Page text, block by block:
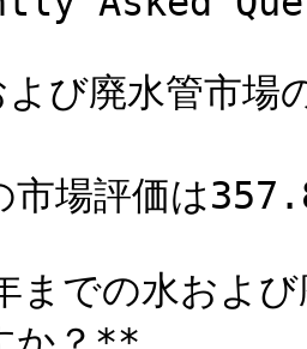
び廃水管市場
場評価は
での水および